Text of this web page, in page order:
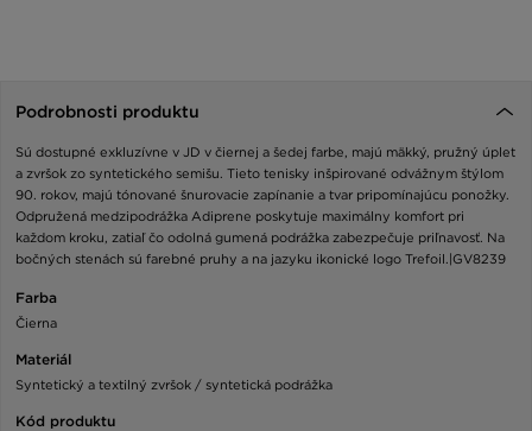
Podrobnosti produktu
Sú dostupné exkluzívne v JD v čiernej a šedej farbe, majú mäkký, pružný úplet
a zvršok zo syntetického semišu. Tieto tenisky inšpirované odvážnym štýlom
90. rokov, majú tónované šnurovacie zapínanie a tvar pripomínajúcu ponožky.
Odpružená medzipodrážka Adiprene poskytuje maximálny komfort pri
každom kroku, zatiaľ čo odolná gumená podrážka zabezpečuje priľnavosť. Na
bočných stenách sú farebné pruhy a na jazyku ikonické logo Trefoil.|GV8239
Farba
Čierna
Materiál
Syntetický a textilný zvršok / syntetická podrážka
Kód produktu